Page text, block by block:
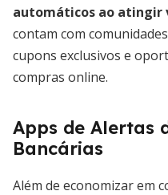
automáticos ao atingir
contam com
cupons exclusivos e
compras online.
Apps de Alertas
Bancárias
Além de economizar em